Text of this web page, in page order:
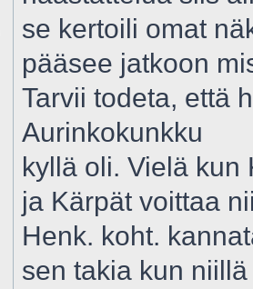
se kertoili omat
pääsee jatkoon
Tarvii todeta, että
Aurinkokunkku
kyllä oli. Vielä kun
ja Kärpät voittaa
Henk. koht.
sen takia kun